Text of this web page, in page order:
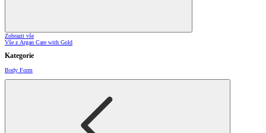
Zobrazit vše
Vše z Argan Care with Gold
Kategorie
Body Form